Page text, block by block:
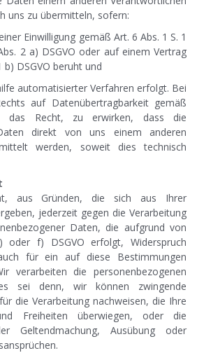
uns zu übermitteln, sofern:
Einwilligung gemäß Art. 6 Abs. 1 S. 1
2 a) DSGVO oder auf einem Vertrag
b) DSGVO beruht und
automatisierter Verfahren erfolgt. Bei
auf Datenübertragbarkeit gemäß
das Recht, zu erwirken, dass die
direkt von uns einem anderen
werden, soweit dies technisch
aus Gründen, die sich aus Ihrer
jederzeit gegen die Verarbeitung
Daten, die aufgrund von
f) DSGVO erfolgt, Widerspruch
für ein auf diese Bestimmungen
verarbeiten die personenbezogenen
sei denn, wir können zwingende
die Verarbeitung nachweisen, die Ihre
Freiheiten überwiegen, oder die
Geltendmachung, Ausübung oder